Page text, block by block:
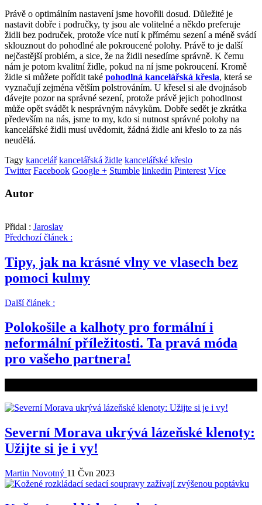
Právě o optimálním nastavení jsme hovořili dosud. Důležité je
nastavit dobře i područky, ty jsou ale volitelné a někdo preferuje
židli bez područek, protože více nutí k přímému sezení a méně svádí
sklouznout do pohodlné ale pokroucené polohy. Právě to je další
nejčastější problém, a sice, že na židli nesedíme správně. K čemu
nám je potom kvalitní židle, pokud na ní jsme pokroucení. Kromě
židle si můžete pořídit také pohodlná kancelářská křesla, která se
vyznačují zejména větším polstrováním. U křesel si ale dvojnásob
dávejte pozor na správné sezení, protože právě jejich pohodlnost
může opět svádět k nesprávným návykům. Dobře sedět je zkrátka
především na nás, jsme to my, kdo si nutnost správné polohy na
kancelářské židli musí uvědomit, žádná židle ani křeslo to za nás
neudělá.
Tagy kancelář kancelářská židle kancelářské křeslo
Twitter Facebook Google + Stumble linkedin Pinterest Více
Autor
Přidal : Jaroslav
Předchozí článek :
Tipy, jak na krásné vlny ve vlasech bez
pomoci kulmy
Další článek :
Polokošile a kalhoty pro formální i
neformální příležitosti. Ta pravá móda
pro vašeho partnera!
Severní Morava ukrývá lázeňské klenoty:
Užijte si je i vy!
Martin Novotný 11 Čvn 2023